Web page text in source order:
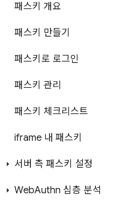
패스키 개요
패스키 만들기
패스키로 로그인
패스키 관리
패스키 체크리스트
iframe 내 패스키
서버 측 패스키 설정
WebAuthn 심층 분석